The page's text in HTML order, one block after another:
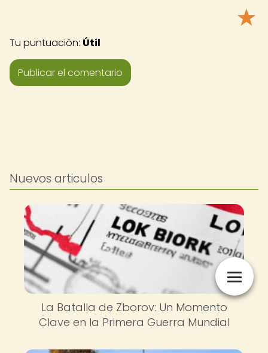
★
Tu puntuación: Útil
Nuevos articulos
La Batalla de Zborov: Un Momento
Clave en la Primera Guerra Mundial